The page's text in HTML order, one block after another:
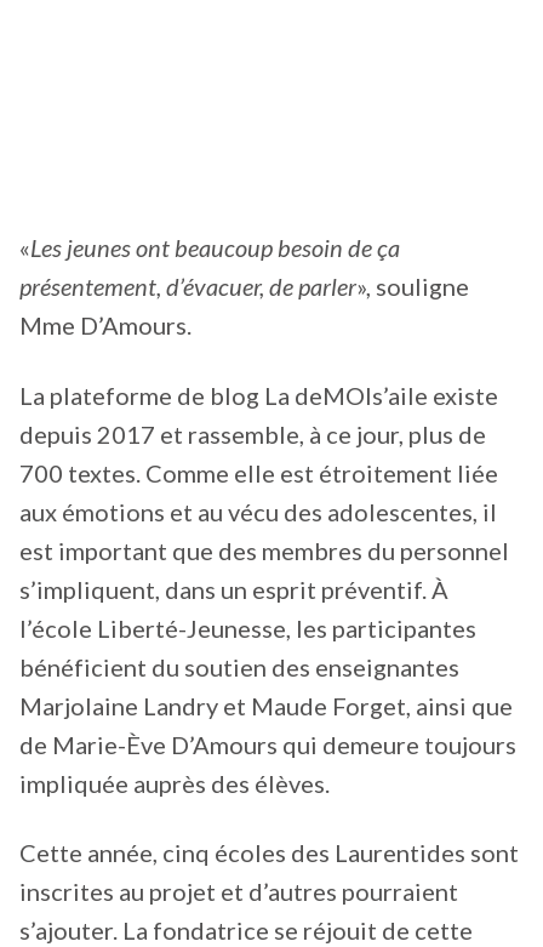
«Les jeunes ont beaucoup besoin de ça
présentement, d’évacuer, de parler», souligne
Mme D’Amours.
La plateforme de blog La deMOIs’aile existe
depuis 2017 et rassemble, à ce jour, plus de
700 textes. Comme elle est étroitement liée
aux émotions et au vécu des adolescentes, il
est important que des membres du personnel
s’impliquent, dans un esprit préventif. À
l’école Liberté-Jeunesse, les participantes
bénéficient du soutien des enseignantes
Marjolaine Landry et Maude Forget, ainsi que
de Marie-Ève D’Amours qui demeure toujours
impliquée auprès des élèves.
Cette année, cinq écoles des Laurentides sont
inscrites au projet et d’autres pourraient
s’ajouter. La fondatrice se réjouit de cette